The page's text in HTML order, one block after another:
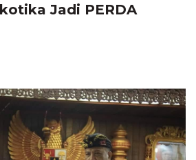
Jadi PERDA